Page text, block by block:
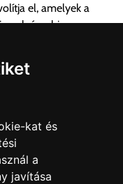
kat és
a
javítása
befejezése előtt
rovatban együttes
rovat
helye
közvetlen a
Az átadási
A szállítmány
nem kérhető!
el, amelyek a
króm, higany,
fluorid, nitrit, nitrát,
radioaktív
50, TLC50 (50GPD)
az esetleges
a tiszta ivóvíz
F6 (In-Line 2″,